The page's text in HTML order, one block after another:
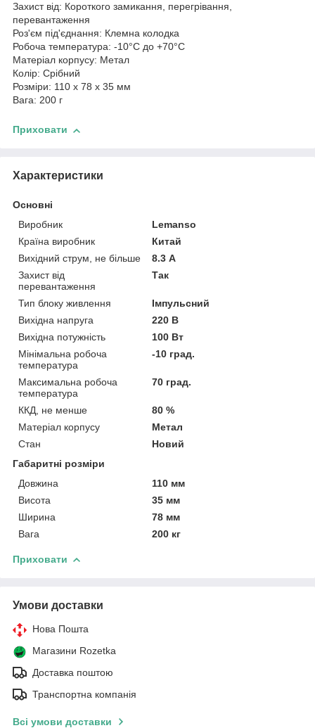
Захист від: Короткого замикання, перегрівання,
перевантаження
Роз'єм під'єднання: Клемна колодка
Робоча температура: -10°С до +70°С
Матеріал корпусу: Метал
Колір: Срібний
Розміри: 110 х 78 х 35 мм
Вага: 200 г
Приховати
Характеристики
Основні
Виробник
Lemanso
Країна виробник
Китай
Вихідний струм, не більше
8.3 А
Захист від
перевантаження
Так
Тип блоку живлення
Імпульсний
Вихідна напруга
220 В
Вихідна потужність
100 Вт
Мінімальна робоча
температура
-10 град.
Максимальна робоча
температура
70 град.
ККД, не менше
80 %
Матеріал корпусу
Метал
Стан
Новий
Габаритні розміри
Довжина
110 мм
Висота
35 мм
Ширина
78 мм
Вага
200 кг
Приховати
Умови доставки
Нова Пошта
Магазини Rozetka
Доставка поштою
Транспортна компанія
Всі умови доставки